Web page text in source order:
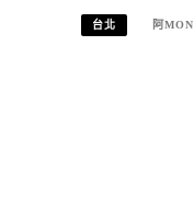
台北 阿MON